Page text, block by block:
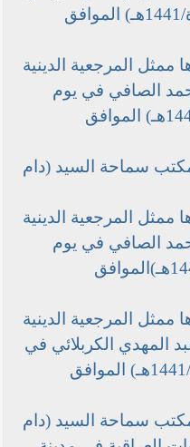
يوم الجمعة (5/جمادى الآخرة/1441هـ) الموافق
ممثل المرجعية الدينية
أحمد الصافي في يوم
الجمعة (28/جمادى الأولى/1441هـ) الموافق
سماحة السيد (دام
ممثل المرجعية الدينية
أحمد الصافي في يوم
الجمعة(14/جمادى الأولى/1441هـ)الموافق
ممثل المرجعية الدينية
المهدي الكربلائي في
يوم الجمعة(7/جمادى الأولى/1441هـ) الموافق
سماحة السيد (دام